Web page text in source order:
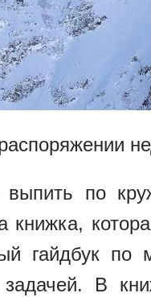
по
книжка,
гайдбук по
В